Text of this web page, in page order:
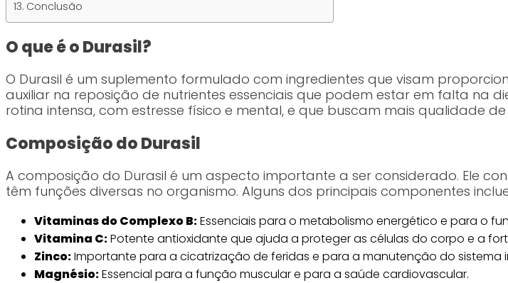
Conclusão
O que é o Durasil?
O Durasil é um suplemento formulado com ingredientes que visam
auxiliar na reposição de nutrientes essenciais que podem estar em falta na
rotina intensa, com estresse físico e mental, e que buscam mais qualidade de
Composição do Durasil
A composição do Durasil é um aspecto importante a ser considerado. Ele
têm funções diversas no organismo. Alguns dos principais componentes
Vitaminas do Complexo B:Essenciais para o metabolismo energético e para o
Vitamina C:Potente antioxidante que ajuda a proteger as células do corpo e a
Zinco:Importante para a cicatrização de feridas e para a manutenção do sistema
Magnésio:Essencial para a função muscular e para a saúde cardiovascular.